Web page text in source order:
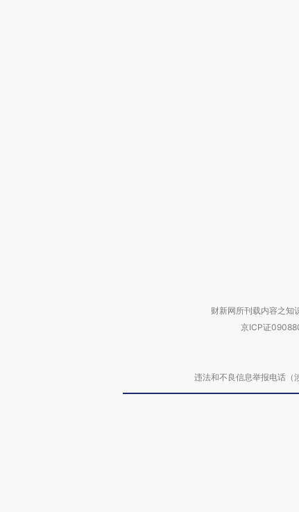
财新网所刊载内容之知
京ICP证
违法和不良信息举报电话